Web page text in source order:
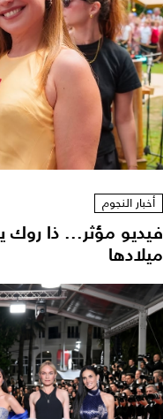
أخبار النجوم
فيديو مؤثر... ذا روك
ميلادها